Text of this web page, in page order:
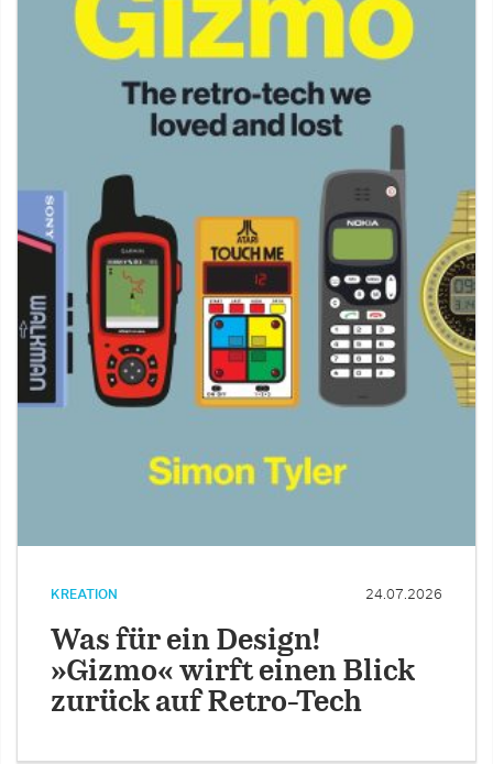
KREATION 24.07.2026
Was für ein Design!
»Gizmo« wirft einen Blick
zurück auf Retro-Tech